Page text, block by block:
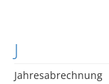
J
Jahresabrechnung